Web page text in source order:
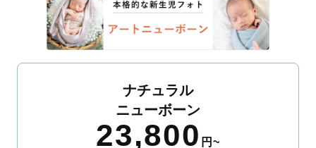
ナチュラル
ニューボーン
23,800 円~